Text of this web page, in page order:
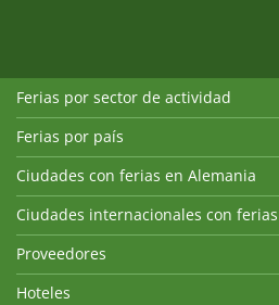
Ferias por sector de actividad
Ferias por país
Ciudades con ferias en Alemania
Ciudades internacionales con ferias
Proveedores
Hoteles